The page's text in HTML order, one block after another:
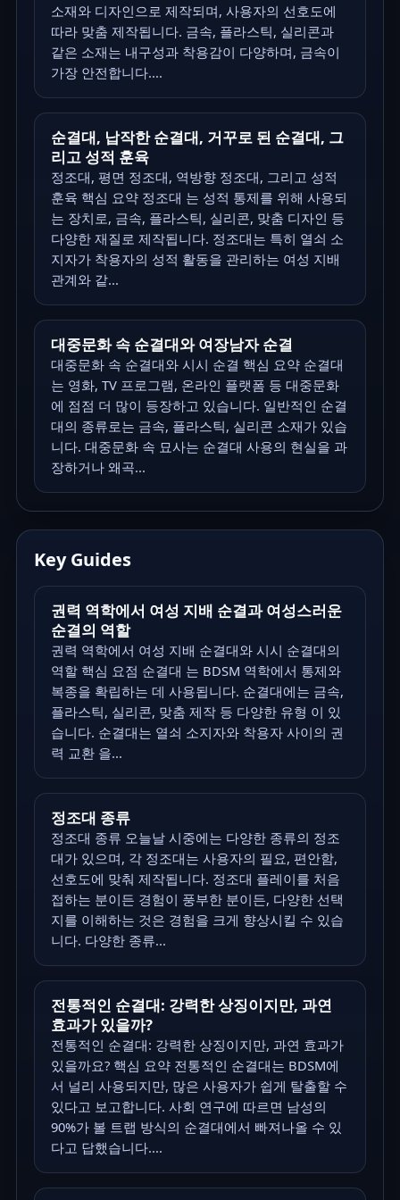
소재와 디자인으로 제작되며, 사용자의 선호도에
따라 맞춤 제작됩니다. 금속, 플라스틱, 실리콘과
같은 소재는 내구성과 착용감이 다양하며, 금속이
가장 안전합니다....
순결대, 납작한 순결대, 거꾸로 된 순결대, 그
리고 성적 훈육
정조대, 평면 정조대, 역방향 정조대, 그리고 성적
훈육 핵심 요약 정조대 는 성적 통제를 위해 사용되
는 장치로, 금속, 플라스틱, 실리콘, 맞춤 디자인 등
다양한 재질로 제작됩니다. 정조대는 특히 열쇠 소
지자가 착용자의 성적 활동을 관리하는 여성 지배
관계와 같...
대중문화 속 순결대와 여장남자 순결
대중문화 속 순결대와 시시 순결 핵심 요약 순결대
는 영화, TV 프로그램, 온라인 플랫폼 등 대중문화
에 점점 더 많이 등장하고 있습니다. 일반적인 순결
대의 종류로는 금속, 플라스틱, 실리콘 소재가 있습
니다. 대중문화 속 묘사는 순결대 사용의 현실을 과
장하거나 왜곡...
Key Guides
권력 역학에서 여성 지배 순결과 여성스러운
순결의 역할
권력 역학에서 여성 지배 순결대와 시시 순결대의
역할 핵심 요점 순결대 는 BDSM 역학에서 통제와
복종을 확립하는 데 사용됩니다. 순결대에는 금속,
플라스틱, 실리콘, 맞춤 제작 등 다양한 유형 이 있
습니다. 순결대는 열쇠 소지자와 착용자 사이의 권
력 교환 을...
정조대 종류
정조대 종류 오늘날 시중에는 다양한 종류의 정조
대가 있으며, 각 정조대는 사용자의 필요, 편안함,
선호도에 맞춰 제작됩니다. 정조대 플레이를 처음
접하는 분이든 경험이 풍부한 분이든, 다양한 선택
지를 이해하는 것은 경험을 크게 향상시킬 수 있습
니다. 다양한 종류...
전통적인 순결대: 강력한 상징이지만, 과연
효과가 있을까?
전통적인 순결대: 강력한 상징이지만, 과연 효과가
있을까요? 핵심 요약 전통적인 순결대는 BDSM에
서 널리 사용되지만, 많은 사용자가 쉽게 탈출할 수
있다고 보고합니다. 사회 연구에 따르면 남성의
90%가 볼 트랩 방식의 순결대에서 빠져나올 수 있
다고 답했습니다....